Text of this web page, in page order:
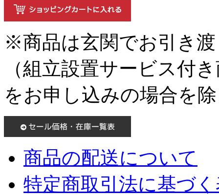
※商品は玄関でお引き
（組立設置サービス付
をお申し込みの場合を
商品の配送について
特定商取引法に基づ